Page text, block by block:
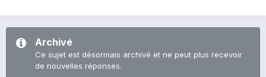
Archivé
Ce sujet est désormais archivé et ne peut plus recevoir
de nouvelles réponses.